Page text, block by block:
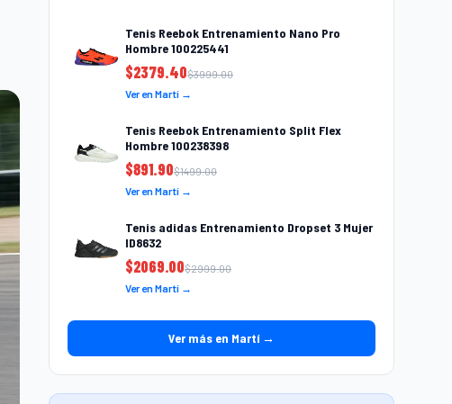
Tenis Reebok Entrenamiento Nano Pro
Hombre 100225441
$2379.40$3999.00
Ver en Martí →
Tenis Reebok Entrenamiento Split Flex
Hombre 100238398
$891.90$1499.00
Ver en Martí →
Tenis adidas Entrenamiento Dropset 3 Mujer
ID8632
$2069.00$2999.00
Ver en Martí →
Ver más en Martí →